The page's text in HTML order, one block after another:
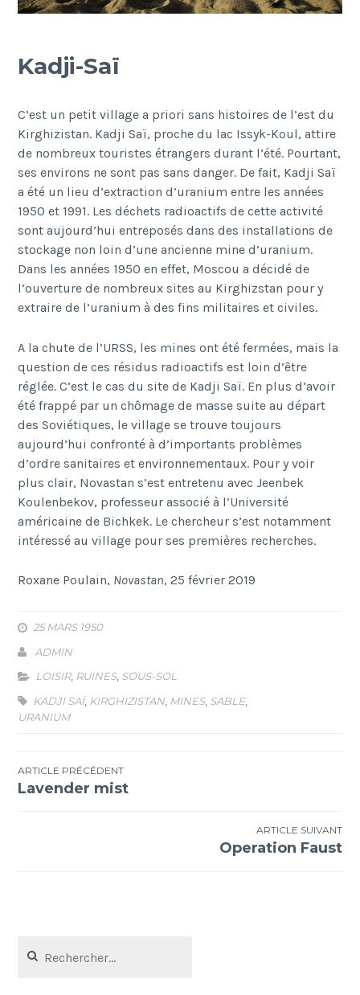
Kadji-Saï
C’est un petit village a priori sans histoires de l’est du
Kirghizistan. Kadji Saï, proche du lac Issyk-Koul, attire
de nombreux touristes étrangers durant l’été. Pourtant,
ses environs ne sont pas sans danger. De fait, Kadji Saï
a été un lieu d’extraction d’uranium entre les années
1950 et 1991. Les déchets radioactifs de cette activité
sont aujourd’hui entreposés dans des installations de
stockage non loin d’une ancienne mine d’uranium.
Dans les années 1950 en effet, Moscou a décidé de
l’ouverture de nombreux sites au Kirghizstan pour y
extraire de l’uranium à des fins militaires et civiles.
A la chute de l’URSS, les mines ont été fermées, mais la
question de ces résidus radioactifs est loin d’être
réglée. C’est le cas du site de Kadji Saï. En plus d’avoir
été frappé par un chômage de masse suite au départ
des Soviétiques, le village se trouve toujours
aujourd’hui confronté à d’importants problèmes
d’ordre sanitaires et environnementaux. Pour y voir
plus clair, Novastan s’est entretenu avec Jeenbek
Koulenbekov, professeur associé à l’Université
américaine de Bichkek. Le chercheur s’est notamment
intéressé au village pour ses premières recherches.
Roxane Poulain, Novastan, 25 février 2019
25 MARS 1950
ADMIN
LOISIR, RUINES, SOUS-SOL
KADJI SAÏ, KIRGHIZISTAN MINES, SABLE,
URANIUM
Navigation
ARTICLE PRÉCÉDENT
Lavender mist
ARTICLE SUIVANT
Operation Faust